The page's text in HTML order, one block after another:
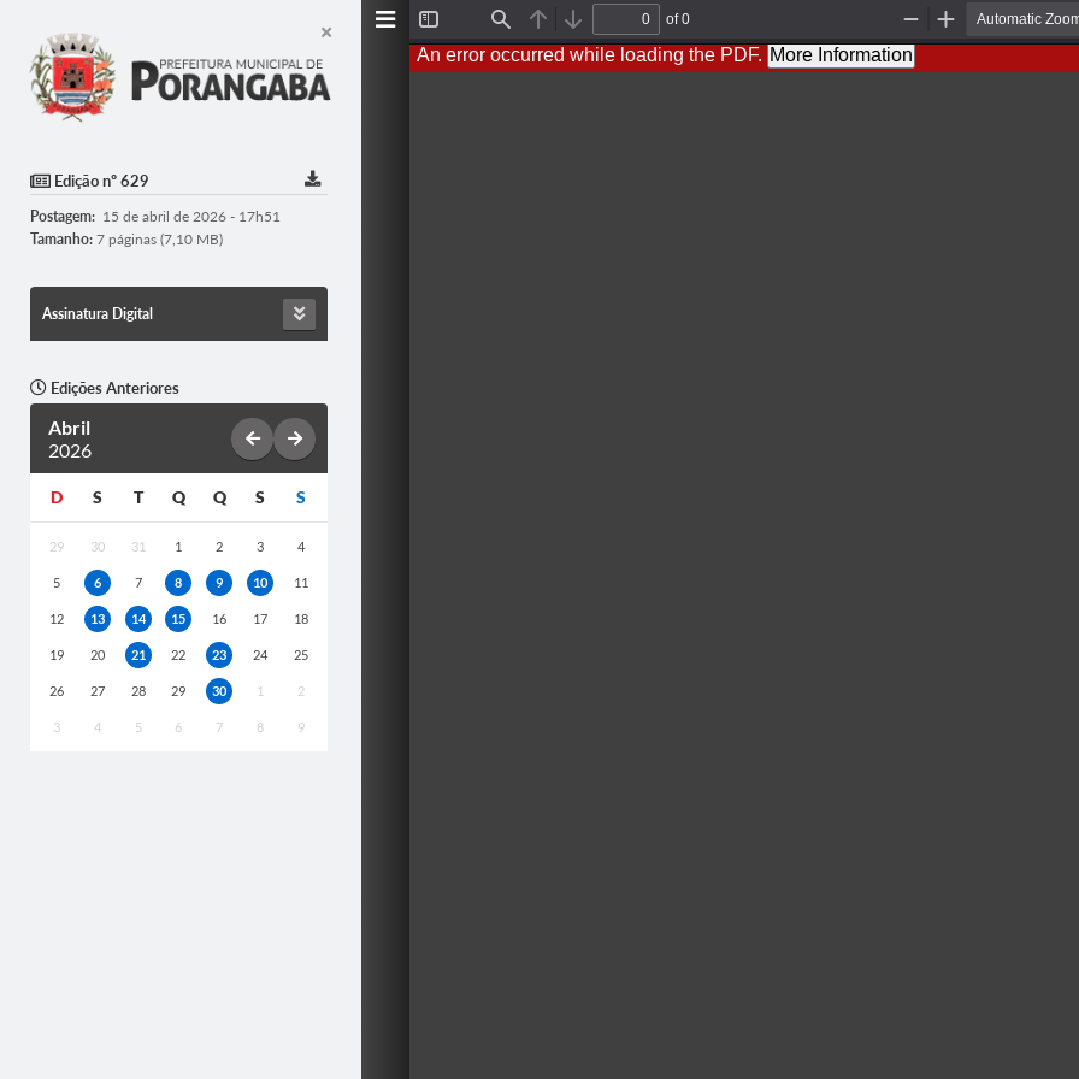
Edição nº 629
Postagem: 15 de abril de 2026 - 17h51
Tamanho: 7 páginas (7,10 MB)
Assinatura Digital
Edições Anteriores
Abril
2026
D S T Q Q S S
29 30 31 1 2 3 4
5 6 7 8 9 10 11
12 13 14 15 16 17 18
19 20 21 22 23 24 25
26 27 28 29 30 1 2
3 4 5 6 7 8 9
Sidebar
Find Previous
Next
of 0
Out
An error occurred while loading the PDF. More Information